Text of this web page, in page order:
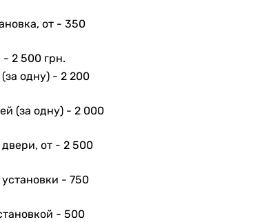
от -350
-2 500 грн.
(за одну) -2 200
(за одну) -2 000
двери, от -2 500
установки -750
-500